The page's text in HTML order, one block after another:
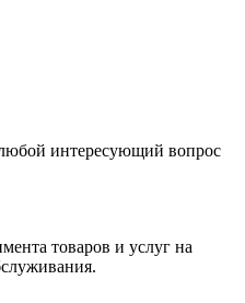
интересующий вопрос
товаров и услуг на